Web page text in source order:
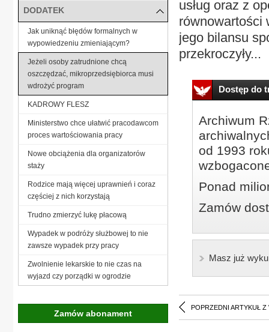
usług oraz z
równowartości
jego bilansu
przekroczyły...
Dostęp do
Archiwum
od 1993
Ponad
Zamów
Masz już
POPRZEDNI ARTYKUŁ Z
DODATEK
Jak uniknąć błędów formalnych w
wypowiedzeniu zmieniającym?
Jeżeli osoby zatrudnione chcą
oszczędzać, mikroprzedsiębiorca musi
wdrożyć program
KADROWY FLESZ
Ministerstwo chce ułatwić pracodawcom
proces wartościowania pracy
Nowe obciążenia dla organizatorów
staży
Rodzice mają więcej uprawnień i coraz
częściej z nich korzystają
Trudno zmierzyć lukę płacową
Wypadek w podróży służbowej to nie
zawsze wypadek przy pracy
Zwolnienie lekarskie to nie czas na
wyjazd czy porządki w ogrodzie
Zamów abonament